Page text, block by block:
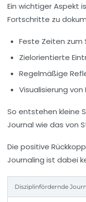
Ein wichtiger Aspekt
Fortschritte zu
Feste Zeiten zum
Zielorientierte
Regelmäßige
Visualisierung
So entstehen kleine
Journal wie das von
Die positive
Journaling ist dabei
Disziplinfördernde